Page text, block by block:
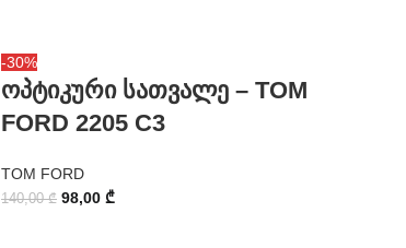
-30%
ოპტიკური სათვალე – TOM
FORD 2205 C3
TOM FORD
140,00₾ 98,00 ₾